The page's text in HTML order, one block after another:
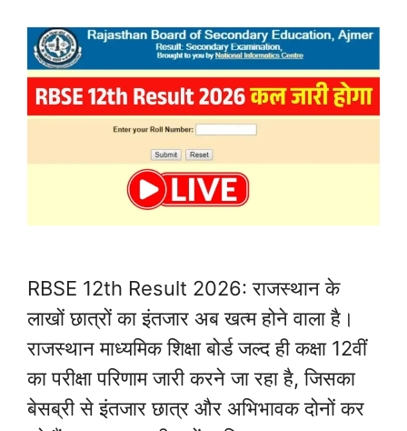
RBSE 12th Result 2026: राजस्थान के
लाखों छात्रों का इंतजार अब खत्म होने वाला है।
राजस्थान माध्यमिक शिक्षा बोर्ड जल्द ही कक्षा 12वीं
का परीक्षा परिणाम जारी करने जा रहा है, जिसका
बेसब्री से इंतजार छात्र और अभिभावक दोनों कर